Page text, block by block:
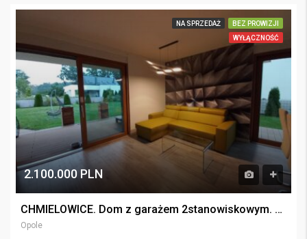
NA SPRZEDAŻ
BEZ PROWIZJI
WYŁĄCZNOŚĆ
2.100.000 PLN
CHMIELOWICE. Dom z garażem 2stanowiskowym. Sauna. Domek grillowy.
Opole